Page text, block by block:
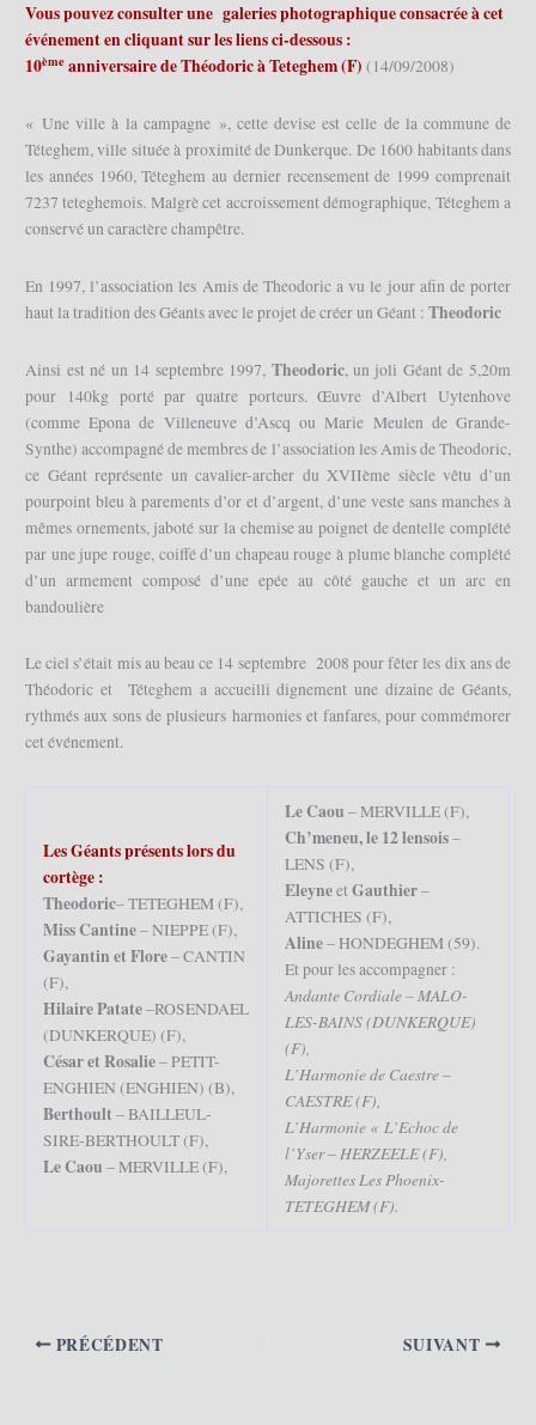
Vous pouvez consulter une galeries photographique consacrée à cet
événement en cliquant sur les liens ci-dessous :
10ème anniversaire de Théodoric à Teteghem (F) (14/09/2008)
« Une ville à la campagne », cette devise est celle de la commune de
Téteghem, ville située à proximité de Dunkerque. De 1600 habitants dans
les années 1960, Téteghem au dernier recensement de 1999 comprenait
7237 teteghemois. Malgrè cet accroissement démographique, Téteghem a
conservé un caractère champêtre.
En 1997, l’association les Amis de Theodoric a vu le jour afin de porter
haut la tradition des Géants avec le projet de créer un Géant :Theodoric
Ainsi est né un 14 septembre 1997, Theodoric, un joli Géant de 5,20m
pour 140kg porté par quatre porteurs. Œuvre d’Albert Uytenhove
(comme Epona de Villeneuve d’Ascq ou Marie Meulen de Grande-
Synthe) accompagné de membres de l’association les Amis de Theodoric,
ce Géant représente un cavalier-archer du XVIIème siècle vêtu d’un
pourpoint bleu à parements d’or et d’argent, d’une veste sans manches à
mêmes ornements, jaboté sur la chemise au poignet de dentelle complété
par une jupe rouge, coiffé d’un chapeau rouge à plume blanche complété
d’un armement composé d’une epée au côté gauche et un arc en
bandoulière
Le ciel s’était mis au beau ce 14 septembre 2008 pour fêter les dix ans de
Théodoric et Téteghem a accueilli dignement une dizaine de Géants,
rythmés aux sons de plusieurs harmonies et fanfares, pour commémorer
cet événement.
Les Géants présents lors du
cortège :
Theodoric– TETEGHEM (F),
Miss Cantine– NIEPPE (F),
Gayantin et Flore– CANTIN
(F),
Hilaire Patate–ROSENDAEL
(DUNKERQUE) (F),
César et Rosalie– PETIT-
ENGHIEN (ENGHIEN) (B),
Berthoult– BAILLEUL-
SIRE-BERTHOULT (F),
Le Caou – MERVILLE (F),
Le Caou – MERVILLE (F),
Ch’meneu, le 12 lensois–
LENS (F),
Eleyneet Gauthier–
ATTICHES (F),
Aline– HONDEGHEM (59).
Et pour les accompagner :
Andante Cordiale – MALO-
LES-BAINS (DUNKERQUE)
(F),
L’Harmonie de Caestre –
CAESTRE (F),
L’Harmonie « L’Echoc de
l’Yser – HERZEELE (F),
Majorettes Les Phoenix-
TETEGHEM (F).
PRÉCÉDENT SUIVANT